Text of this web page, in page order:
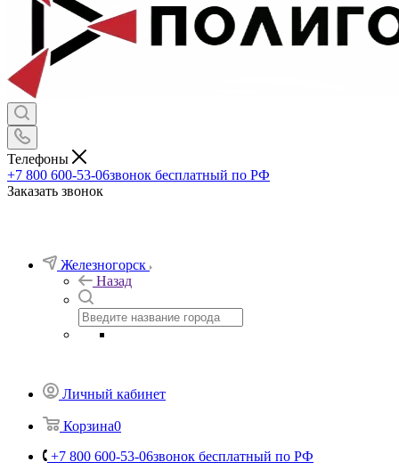
Телефоны
+7 800 600-53-06звонок бесплатный по РФ
Заказать звонок
Железногорск
Назад
Личный кабинет
Корзина0
+7 800 600-53-06звонок бесплатный по РФ